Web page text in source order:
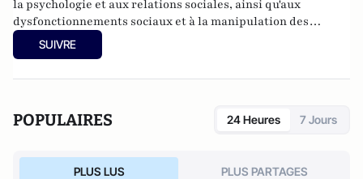
la psychologie et aux relations sociales, ainsi qu'aux
dysfonctionnements sociaux et à la manipulation des
médias. Ses travaux ont été publiés, entre autres, par le New
York Post, le Sydney Morning Herald, Newsweek, National
SUIVRE
POPULAIRES 24 Heures 7 Jours
PLUS LUS PLUS PARTAGES